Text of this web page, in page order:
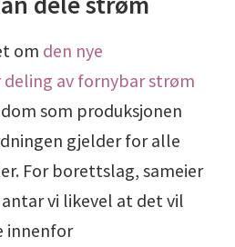
om den nye
av fornybar strøm
som produksjonen
gjelder for alle
For borettslag, sameier
vi likevel at det vil
innenfor